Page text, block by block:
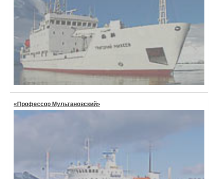
«Профессор Мультановский»